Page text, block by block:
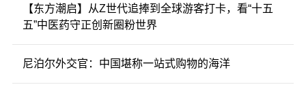
【东方潮启】从Z世代追捧到全球游客打卡，看“十五
五”中医药守正创新圈粉世界
尼泊尔外交官：中国堪称一站式购物的海洋